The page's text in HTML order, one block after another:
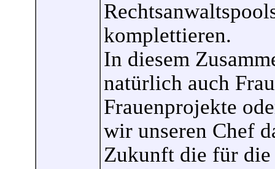
komplettieren.
In diesem
natürlich auch
Frauenprojekte
wir unseren Chef
Zukunft die für die